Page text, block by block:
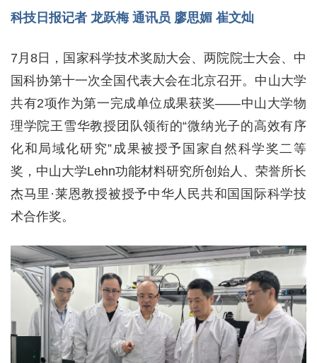
科技日报记者 龙跃梅 通讯员 廖思媚 崔文灿
7月8日，国家科学技术奖励大会、两院院士大会、中
国科协第十一次全国代表大会在北京召开。中山大学
共有2项作为第一完成单位成果获奖——中山大学物
理学院王雪华教授团队领衔的“微纳光子的高效有序
化和局域化研究”成果被授予国家自然科学奖二等
奖，中山大学Lehn功能材料研究所创始人、荣誉所长
杰马里·莱恩教授被授予中华人民共和国国际科学技
术合作奖。